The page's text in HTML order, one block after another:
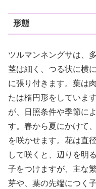
形態
ツルマンネングサは、
茎は細く、つる状に横
に張り付きます。葉は
たは楕円形をしていま
が、日照条件や季節に
す。春から夏にかけて
を咲かせます。花は直
して咲くと、辺りを明
子をつけますが、主な
芽や、葉の先端につく